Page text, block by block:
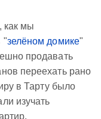
как мы
"зелёном домике"
продавать
переехать рано
в Тарту было
изучать